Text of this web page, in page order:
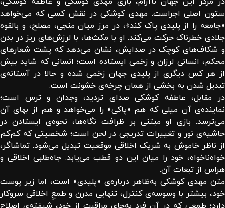
ستون اصلی اجراست. مهدی کوشکی در نقش کسی که می‌خواهد
«جامعه را از پلیدی پاک کند»، در مرز میان منجی، مصلح، و بالقوه
جلادی خطرناک حرکت می‌کند. او با مکث‌ها، با لرزش‌های ریز در بدن
و شکاف‌های کوچک در صدایش، نشان می‌دهد که پشت شعارهای
محکم، انسانی لرزان و زخمی ایستاده است؛ انسانی که شاید بیش
از هر کس دیگری از پلیدی جهان زخمی شده و حالا در آستانه‌ی
تبدیل شدن به بخشی از همان چرخه‌ی خشونت است.
در مقابل، عاطفه کوشکی صدای تردید، وجدان و ترس است؛
نماینده‌ی آن میلی که هم «پاکی» را می‌خواهد و هم از بهای آن
می‌ترسد. بازی او مبتنی بر ظرافت نگاه‌ها، نحوه‌ی ایستادن در
حاشیه‌ی نور و تغییرات تدریجی در لحن است؛ شخصیتی که کم‌کم
از ناظر خاموش به شریک اخلاقی موقعیت تبدیل می‌شود. تماشاگر،
خواه‌ناخواه، خود را میان این دو قطب می‌یابد: جاه‌طلبی اخلاقی و
هراس از تبعات آن.
متن مهدی کوشکی به‌ظاهر درباره‌ی «پلیدی» است، اما زیر پوست
خود، بیشتر با وسوسه‌ی کنترل، تنهایی مدرن و طمعِ اخلاقی سروکار